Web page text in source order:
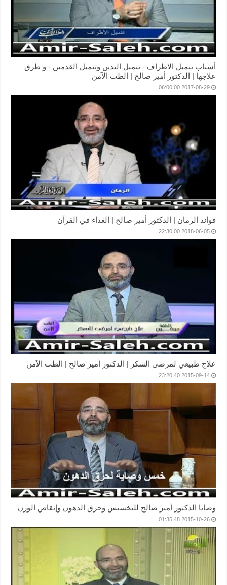
أسباب تنميل الاطراف - تنميل اليدين وتنميل القدمين - و طرق
علاجها | الدكتور أمير صالح | الطب الآمن
2017-08-29 06:00:00
فوائد الرمان | الدكتور أمير صالح | الغذاء في القرآن
2018-06-05 22:30:00
علاج طبيعي لمرضى السكر | الدكتور أمير صالح | الطب الآمن
2015-09-14 23:20:40
وصايا الدكتور أمير صالح للتخسيس وحرق الدهون وإنقاص الوزن
2015-10-26 01:35:48